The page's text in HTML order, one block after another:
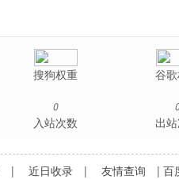
搜狗权重 谷
0
入站次数 出
|近日收录 |友情查询 |百